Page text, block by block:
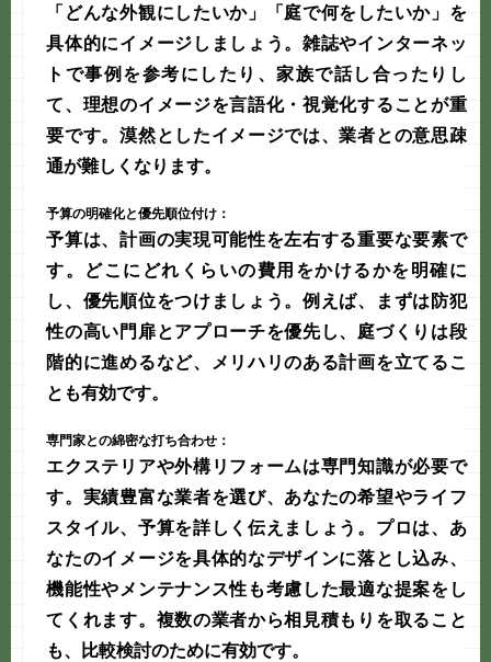
「どんな外観にしたいか」「庭で何をしたいか」を
具体的にイメージしましょう。雑誌やインターネッ
トで事例を参考にしたり、家族で話し合ったりし
て、理想のイメージを言語化・視覚化することが重
要です。漠然としたイメージでは、業者との意思疎
通が難しくなります。
予算の明確化と優先順位付け：
予算は、計画の実現可能性を左右する重要な要素で
す。どこにどれくらいの費用をかけるかを明確に
し、優先順位をつけましょう。例えば、まずは防犯
性の高い門扉とアプローチを優先し、庭づくりは段
階的に進めるなど、メリハリのある計画を立てるこ
とも有効です。
専門家との綿密な打ち合わせ：
エクステリアや外構リフォームは専門知識が必要で
す。実績豊富な業者を選び、あなたの希望やライフ
スタイル、予算を詳しく伝えましょう。プロは、あ
なたのイメージを具体的なデザインに落とし込み、
機能性やメンテナンス性も考慮した最適な提案をし
てくれます。複数の業者から相見積もりを取ること
も、比較検討のために有効です。